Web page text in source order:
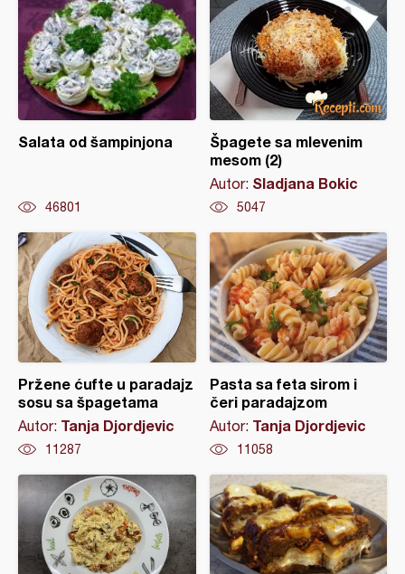
Salata od šampinjona
46801
Špagete sa mlevenim
mesom (2)
Autor: Sladjana Bokic
5047
Pržene ćufte u paradajz
sosu sa špagetama
Autor: Tanja Djordjevic
11287
Pasta sa feta sirom i
čeri paradajzom
Autor: Tanja Djordjevic
11058